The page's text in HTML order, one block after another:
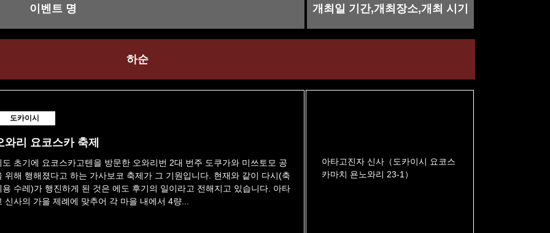
이벤트 명 개최일 기간,개최장소,개최 시기
하순
도카이시
와리 요코스카 축제
도 초기에 요코스카고텐을 방문한 오와리번 2대 번주 도쿠가와 미쓰토모 공
위해 행해졌다고 하는 가사보코 축제가 그 기원입니다. 현재와 같이 다시(축
용 수레)가 행진하게 된 것은 에도 후기의 일이라고 전해지고 있습니다. 아타
신사의 가을 제례에 맞추어 각 마을 내에서 4량...
아타고진자 신사（도카이시 요코스
카마치 욘노와리 23-1）